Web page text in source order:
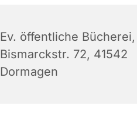
Ev. öffentliche Bücherei,
Bismarckstr. 72, 41542
Dormagen